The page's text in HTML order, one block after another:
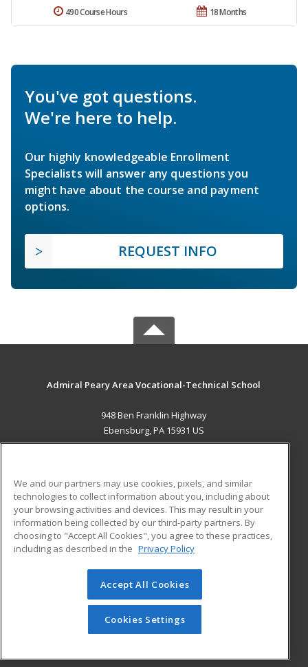
18 Months
490 Course Hours
You've got questions.
We're here to help.
Our highly knowledgeable Enrollment
Specialists will answer any questions you
might have about the course and payment
options.
REQUEST INFO
Admiral Peary Area Vocational-Technical School
948 Ben Franklin Highway
Ebensburg, PA 15931 US
ADDITIONAL RESOURCES
Military
Financial Assistance
Help
Student Blog
© 2026 ed2go, a division of Cengage Learning. All rights
reserved. The material on this site cannot be reproduced or
redistributed unless you have obtained prior written
permission from Cengage Learning.Privacy Policy
We and our partners may use cookies, pixels, and similar
technologies to collect information about you, including about
your browsing activities and devices. This may result in your
information being collected by our third-party partners. By
choosing to "Accept All Cookies", you agree to these practices,
including as described in the Privacy Policy
Accept All Cookies
Cookies Settings